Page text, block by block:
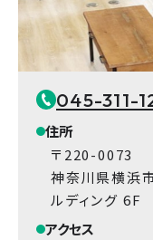
045-311-
住所
〒220-0073
神奈川県横浜
ルディング 6F
アクセス